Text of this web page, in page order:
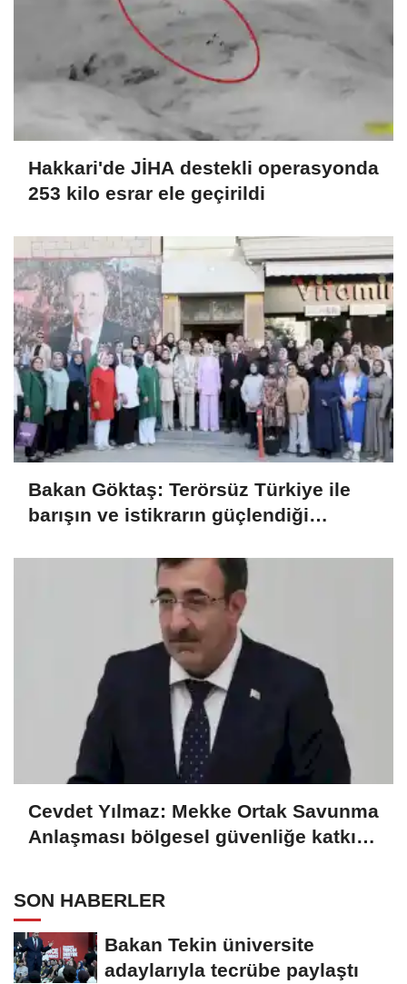
Hakkari'de JİHA destekli operasyonda
253 kilo esrar ele geçirildi
Bakan Göktaş: Terörsüz Türkiye ile
barışın ve istikrarın güçlendiği
Cevdet Yılmaz: Mekke Ortak Savunma
Anlaşması bölgesel güvenliğe katkı
SON HABERLER
Bakan Tekin üniversite
adaylarıyla tecrübe paylaştı